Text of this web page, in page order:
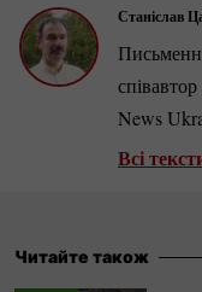
Станіслав
News
Локальна
Всі
Читайте також